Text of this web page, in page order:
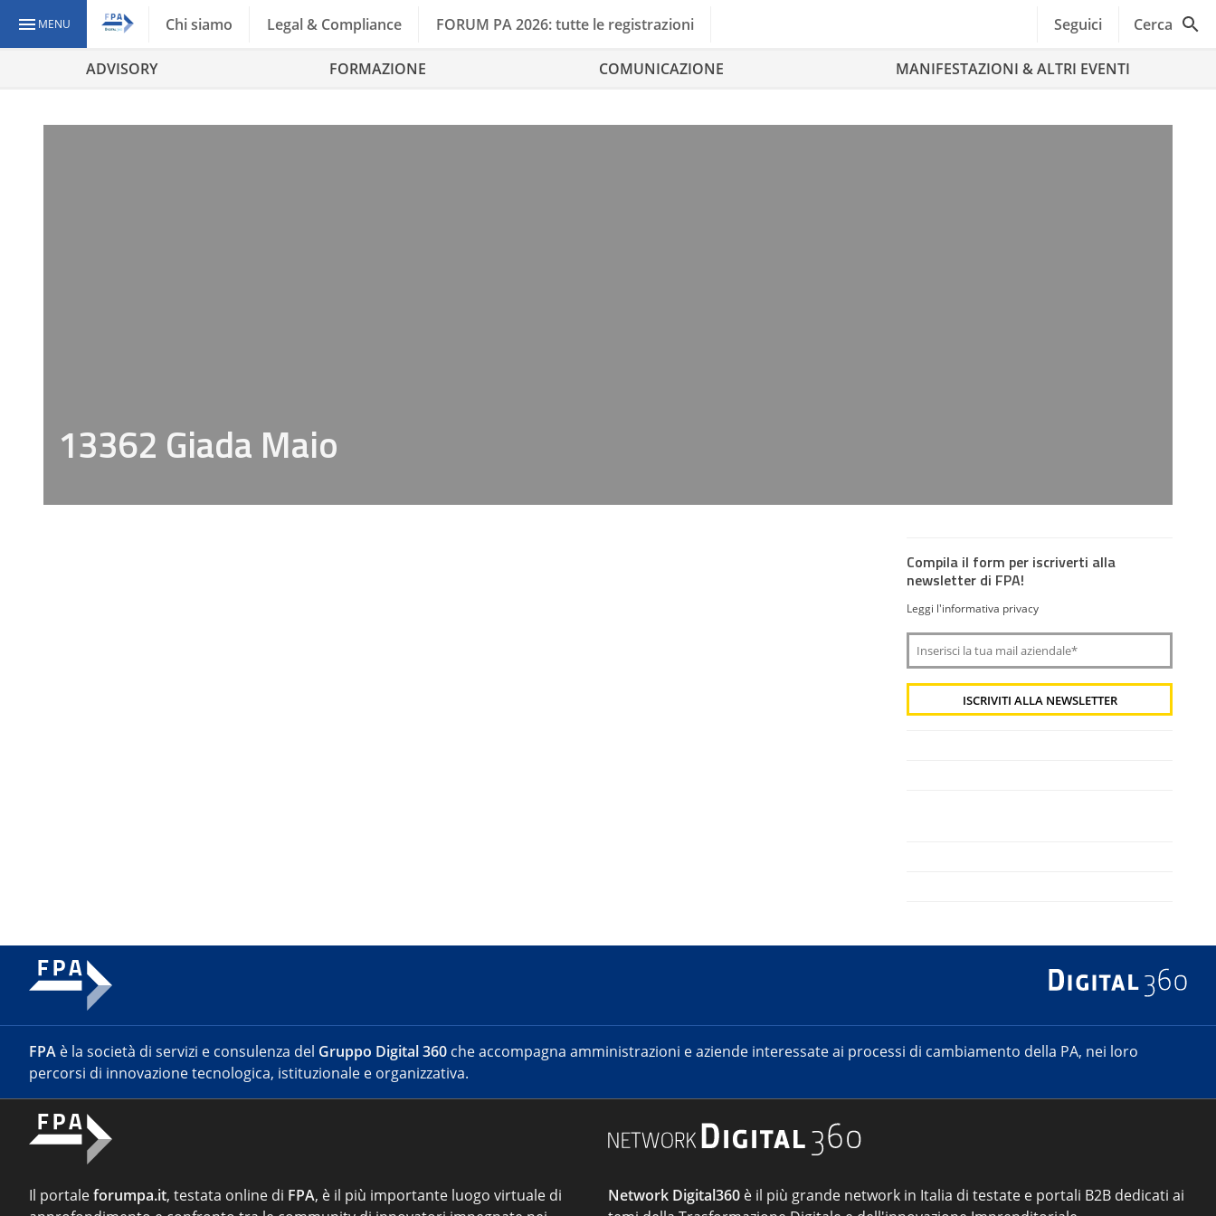
MENU Chi siamo Legal & Compliance FORUM PA 2026: tutte le registrazioni Seguici Cerca
ADVISORY FORMAZIONE COMUNICAZIONE MANIFESTAZIONI & ALTRI EVENTI
13362 Giada Maio
Compila il form per iscriverti alla
newsletter di FPA!
Leggi l'informativa privacy
FPA è la società di servizi e consulenza del Gruppo Digital 360 che accompagna amministrazioni e aziende interessate ai processi di cambiamento della PA, nei loro
percorsi di innovazione tecnologica, istituzionale e organizzativa.
Il portaleforumpa.it, testata online di FPA, è il più importante luogo virtuale di
Network Digital360 è il più grande network in Italia di testate e portali B2B dedicati ai